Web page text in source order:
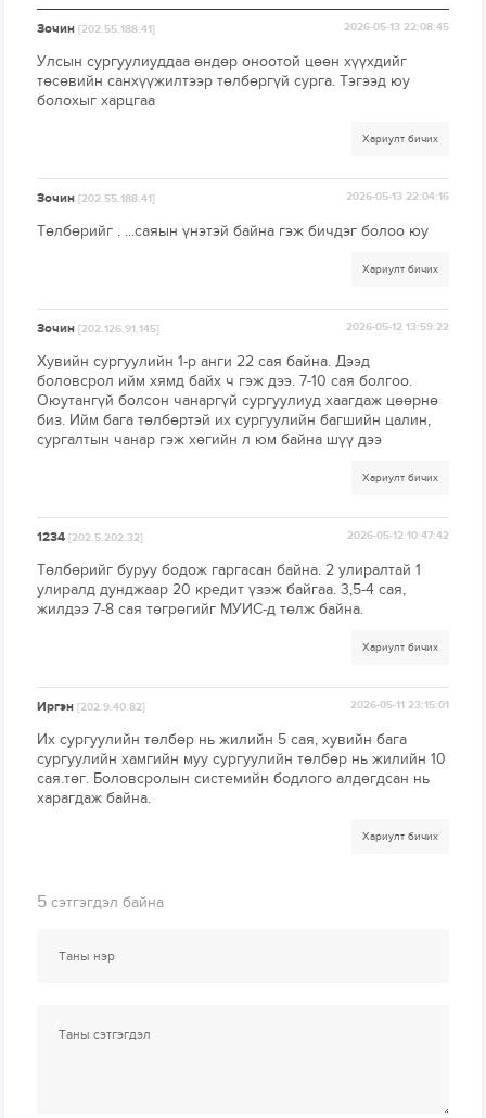
Зочин[202.55.188.41] 2026-05-13 22:08:45
Улсын сургуулиуддаа өндөр оноотой цөөн хүүхдийг
төсөвийн санхүүжилтээр төлбөргүй сурга. Тэгээд юу
болохыг харцгаа
Хариулт бичих
Зочин[202.55.188.41] 2026-05-13 22:04:16
Төлбөрийг . ...саяын үнэтэй байна гэж бичдэг болоо юу
Хариулт бичих
Зочин[202.126.91.145] 2026-05-12 13:59:22
Хувийн сургуулийн 1-р анги 22 сая байна. Дээд
боловсрол ийм хямд байх ч гэж дээ. 7-10 сая болгоо.
Оюутангүй болсон чанаргүй сургуулиуд хаагдаж цөөрнө
биз. Ийм бага төлбөртэй их сургуулийн багшийн цалин,
сургалтын чанар гэж хөгийн л юм байна шүү дээ
Хариулт бичих
1234[202.5.202.32] 2026-05-12 10:47:42
Төлбөрийг буруу бодож гаргасан байна. 2 улиралтай 1
улиралд дунджаар 20 кредит үзэж байгаа. 3,5-4 сая,
жилдээ 7-8 сая төгрөгийг МУИС-д төлж байна.
Хариулт бичих
Иргэн[202.9.40.82] 2026-05-11 23:15:01
Их сургуулийн төлбөр нь жилийн 5 сая, хувийн бага
сургуулийн хамгийн муу сургуулийн төлбөр нь жилийн 10
сая.төг. Боловсролын системийн бодлого алдөгдсан нь
харагдаж байна.
Хариулт бичих
5 сэтгэгдэл байна